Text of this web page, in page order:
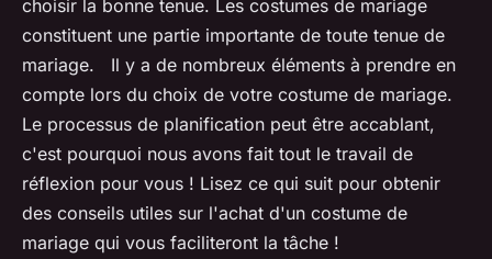
choisir la bonne tenue. Les costumes de mariage
constituent une partie importante de toute tenue de
mariage. Il y a de nombreux éléments à prendre en
compte lors du choix de votre costume de mariage.
Le processus de planification peut être accablant,
c'est pourquoi nous avons fait tout le travail de
réflexion pour vous ! Lisez ce qui suit pour obtenir
des conseils utiles sur l'achat d'un costume de
mariage qui vous faciliteront la tâche !